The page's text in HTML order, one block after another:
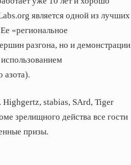
является одной из лучших
«региональное
разгона, но и демонстрации
азота).
Highgertz, stabias, SArd, Tiger
зрелищного действа все гости
призы.